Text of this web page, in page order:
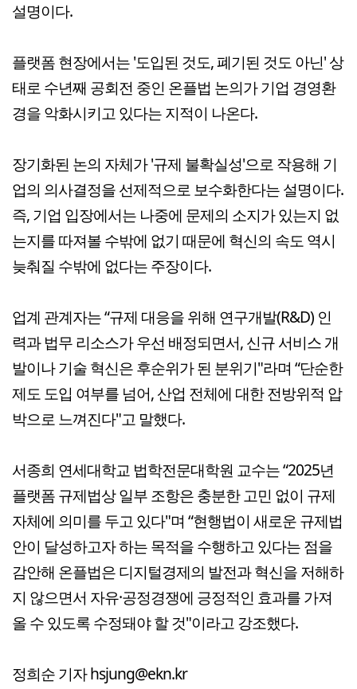
설명이다.
플랫폼 현장에서는 '도입된 것도, 폐기된 것도 아닌' 상
태로 수년째 공회전 중인 온플법 논의가 기업 경영환
경을 악화시키고 있다는 지적이 나온다.
장기화된 논의 자체가 '규제 불확실성'으로 작용해 기
업의 의사결정을 선제적으로 보수화한다는 설명이다.
즉, 기업 입장에서는 나중에 문제의 소지가 있는지 없
는지를 따져볼 수밖에 없기 때문에 혁신의 속도 역시
늦춰질 수밖에 없다는 주장이다.
업계 관계자는 “규제 대응을 위해 연구개발(R&D) 인
력과 법무 리소스가 우선 배정되면서, 신규 서비스 개
발이나 기술 혁신은 후순위가 된 분위기"라며 “단순한
제도 도입 여부를 넘어, 산업 전체에 대한 전방위적 압
박으로 느껴진다"고 말했다.
서종희 연세대학교 법학전문대학원 교수는 “2025년
플랫폼 규제법상 일부 조항은 충분한 고민 없이 규제
자체에 의미를 두고 있다"며 “현행법이 새로운 규제법
안이 달성하고자 하는 목적을 수행하고 있다는 점을
감안해 온플법은 디지털경제의 발전과 혁신을 저해하
지 않으면서 자유·공정경쟁에 긍정적인 효과를 가져
올 수 있도록 수정돼야 할 것"이라고 강조했다.
정희순 기자 hsjung@ekn.kr